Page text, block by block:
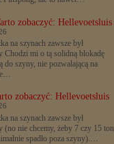
zobaczyć: Hellevoetsluis
na szynach zawsze był
Chodzi mi o tą solidną blokadę
do szyny, nie pozwalającą na
zobaczyć: Hellevoetsluis
na szynach zawsze był
(no nie chcemy, żeby 7 czy 15 ton
spadło poza szyny).…